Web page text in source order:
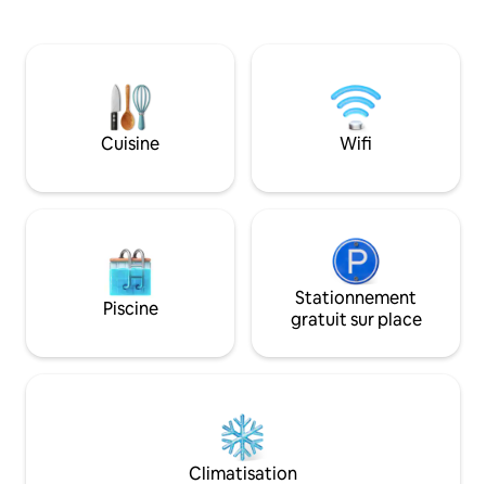
peut se réunir sur une propriété tout en
ayant ses propres espaces séparés pour
maisons de l'accès public à la plage !
la plage de la 9e
facilement
Réservez votre
vivez « UN jour de
Cuisine Wifi
Piscine
Stationnement
gratuit sur place
Climatisation